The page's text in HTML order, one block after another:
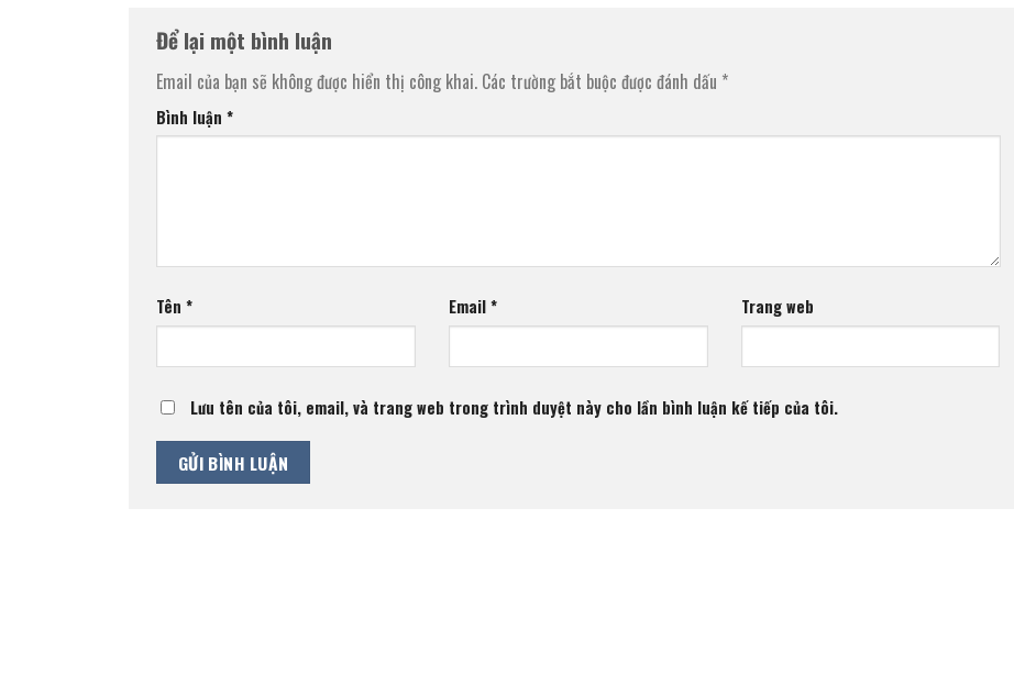
Để lại một bình luận
Email của bạn sẽ không được hiển thị công khai. Các trường bắt buộc được đánh dấu *
Bình luận *
Tên * Email* Trang web
Lưu tên của tôi, email, và trang web trong trình duyệt này cho lần bình luận kế tiếp của tôi.